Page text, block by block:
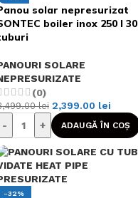
solar nepresurizat
boiler inox 250 l 30
SOLARE
(0)
lei 2,399.00 lei
- + ADAUGĂ ÎN COȘ
-32%